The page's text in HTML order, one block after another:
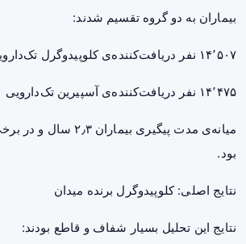
بیماران به دو گروه تقسیم شدند:
۱۴٬۵۰۷ نفر دریافت‌کننده‌ی کلوپیدوگرل تک‌دارویی
۱۴٬۴۷۵ نفر دریافت‌کننده‌ی آسپیرین تک‌دارویی
بود.
نتایج اصلی: کلوپیدوگرل برنده میدان
نتایج این تحلیل بسیار شفاف و قاطع بودند: